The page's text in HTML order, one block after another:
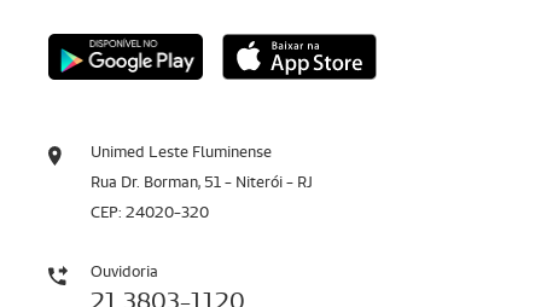
Unimed Leste Fluminense
Rua Dr. Borman, 51 - Niterói - RJ
CEP: 24020-320
Ouvidoria